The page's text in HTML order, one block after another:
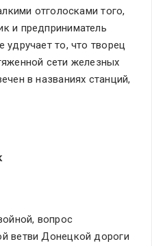
отголосками того,
и предприниматель
то, что творец
сети железных
в названиях станций,
вопрос
ветви Донецкой дороги